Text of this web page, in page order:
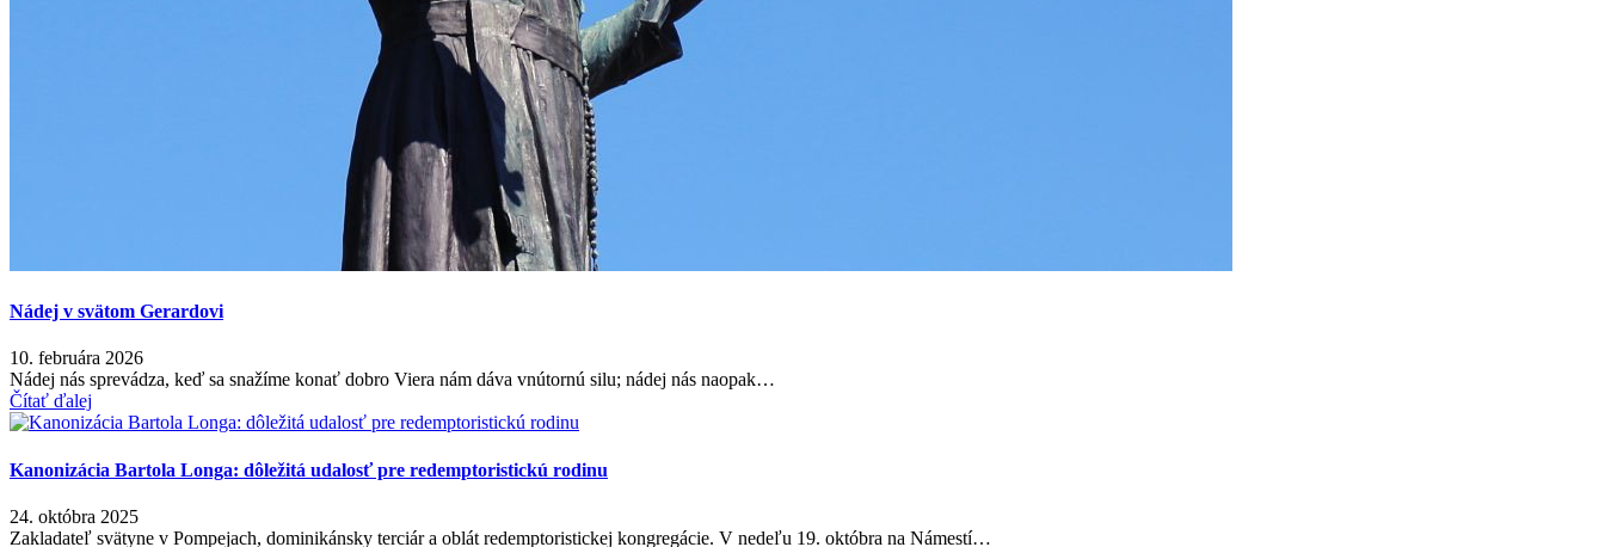
Nádej v svätom Gerardovi
10. februára 2026
Nádej nás sprevádza, keď sa snažíme konať dobro Viera nám dáva vnútornú silu; nádej nás naopak…
Čítať ďalej
Kanonizácia Bartola Longa: dôležitá udalosť pre redemptoristickú rodinu
24. októbra 2025
Zakladateľ svätyne v Pompejach, dominikánsky terciár a oblát redemptoristickej kongregácie. V nedeľu 19. októbra na Námestí…